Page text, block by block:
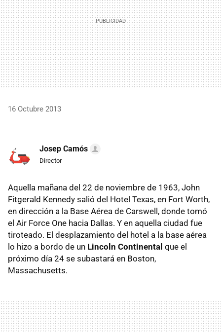
16 Octubre 2013
Josep Camós
Director
Aquella mañana del 22 de noviembre de 1963, John
Fitgerald Kennedy salió del Hotel Texas, en Fort Worth,
en dirección a la Base Aérea de Carswell, donde tomó
el Air Force One hacia Dallas. Y en aquella ciudad fue
tiroteado. El desplazamiento del hotel a la base aérea
lo hizo a bordo de un Lincoln Continental que el
próximo día 24 se subastará en Boston,
Massachusetts.